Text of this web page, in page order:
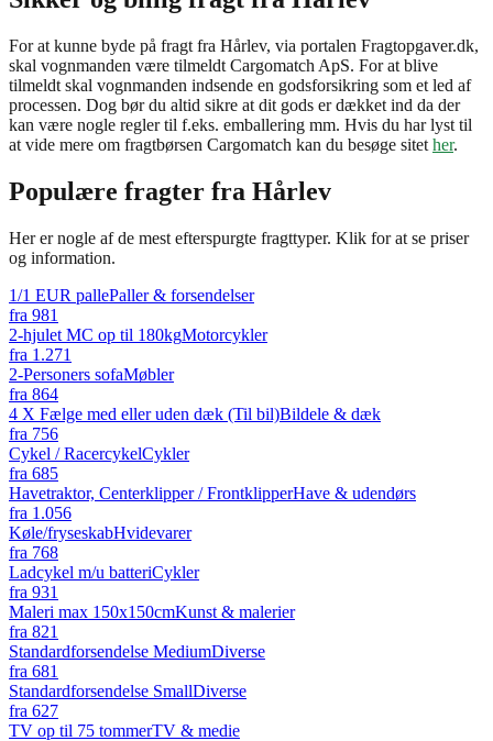
For at kunne byde på fragt fra Hårlev, via portalen Fragtopgaver.dk,
skal vognmanden være tilmeldt Cargomatch ApS. For at blive
tilmeldt skal vognmanden indsende en godsforsikring som et led af
processen. Dog bør du altid sikre at dit gods er dækket ind da der
kan være nogle regler til f.eks. emballering mm. Hvis du har lyst til
at vide mere om fragtbørsen Cargomatch kan du besøge sitet her.
Populære fragter fra Hårlev
Her er nogle af de mest efterspurgte fragttyper. Klik for at se priser
og information.
1/1 EUR pallePaller & forsendelser
fra 981
2-hjulet MC op til 180kgMotorcykler
fra 1.271
2-Personers sofaMøbler
fra 864
4 X Fælge med eller uden dæk (Til bil)Bildele & dæk
fra 756
Cykel / RacercykelCykler
fra 685
Havetraktor, Centerklipper / FrontklipperHave & udendørs
fra 1.056
Køle/fryseskabHvidevarer
fra 768
Ladcykel m/u batteriCykler
fra 931
Maleri max 150x150cmKunst & malerier
fra 821
Standardforsendelse MediumDiverse
fra 681
Standardforsendelse SmallDiverse
fra 627
TV op til 75 tommerTV & medie